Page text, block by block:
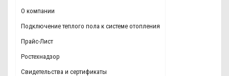
О компании
Подключение теплого пола к системе отопления
Прайс-Лист
Ростехнадзор
Свидетельства и сертификаты